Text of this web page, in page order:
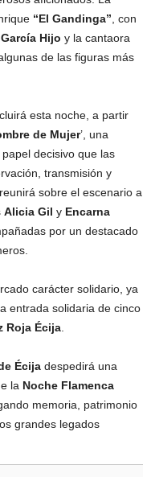
“El Gandinga” , con
Hijo y la cantaora
de las figuras más
esta noche, a partir
de Mujer’, una
decisivo que las
transmisión y
sobre el escenario a
Alicia Gil y Encarna
por un destacado
carácter solidario, ya
entrada solidaria de cinco
Roja Écija
Écija despedirá una
la Noche Flamenca
memoria, patrimonio
grandes legados